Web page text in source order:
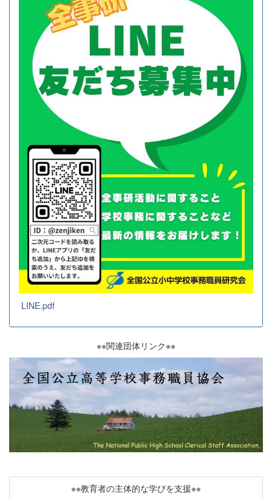
LINE.pdf
※※関連団体リンク※※
※※教育者の主体的な学びを支援※※